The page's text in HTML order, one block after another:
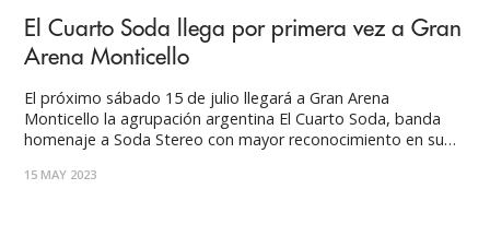
El Cuarto Soda llega por primera vez a Gran
Arena Monticello
El próximo sábado 15 de julio llegará a Gran Arena
Monticello la agrupación argentina El Cuarto Soda, banda
homenaje a Soda Stereo con mayor reconocimiento en su
banda de Gustavo Cerati desde hace. Las entradas están a
15 MAY 2023